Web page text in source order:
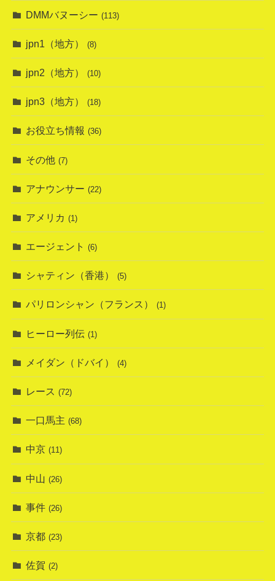
DMMバヌーシー (113)
jpn1（地方） (8)
jpn2（地方） (10)
jpn3（地方） (18)
お役立ち情報 (36)
その他 (7)
アナウンサー (22)
アメリカ (1)
エージェント (6)
シャティン（香港） (5)
パリロンシャン（フランス） (1)
ヒーロー列伝 (1)
メイダン（ドバイ） (4)
レース (72)
一口馬主 (68)
中京 (11)
中山 (26)
事件 (26)
京都 (23)
佐賀 (2)